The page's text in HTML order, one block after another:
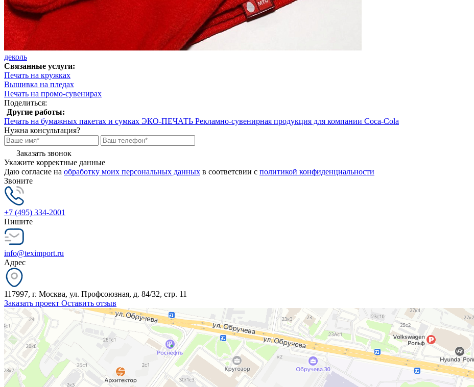
деколь
Связанные услуги:
Печать на кружках
Вышивка на пледах
Печать на промо-сувенирах
Поделиться:
Другие работы:
Печать на бумажных пакетах и сумках ЭКО-ПЕЧАТЬ Рекламно-сувенирная продукция для компании Coca-Cola
Нужна консультация?
Заказать звонок
Укажите корректные данные
Даю согласие на обработку моих персональных данных в соответсвии с политикой конфиденциальности
Звоните
+7 (495) 334-2001
Пишите
info@teximport.ru
Адрес
117997, г. Москва, ул. Профсоюзная, д. 84/32, стр. 11
Заказать проект Оставить отзыв